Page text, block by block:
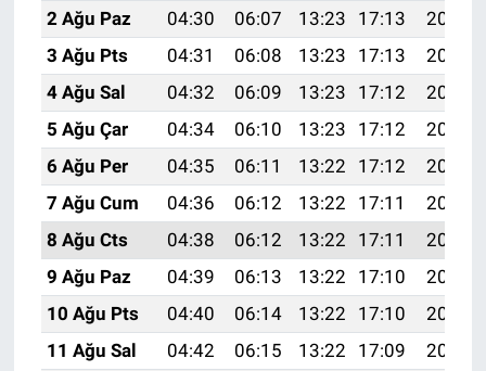
2 Ağu Paz
04:30 06:07 13:23 17:13
20:28
3 Ağu Pts
04:31 06:08 13:23 17:13
20:27
4 Ağu Sal
04:32 06:09 13:23 17:12
20:26
5 Ağu Çar
04:34 06:10 13:23 17:12
20:25
6 Ağu Per
04:35 06:11 13:22 17:12
20:24
7 Ağu Cum
04:36 06:12 13:22 17:11
20:23
8 Ağu Cts
04:38 06:12 13:22 17:11
20:22
9 Ağu Paz
04:39 06:13 13:22 17:10
20:21
10 Ağu Pts
04:40 06:14 13:22 17:10
20:20
11 Ağu Sal
04:42 06:15 13:22 17:09
20:19